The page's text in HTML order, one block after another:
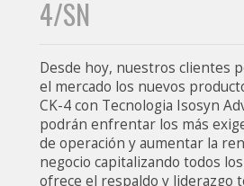
4/SN
Desde hoy, nuestros clientes
el mercado los nuevos
CK-4 con Tecnologia Isosyn
podrán enfrentar los más
de operación y aumentar la
negocio capitalizando todos
ofrece el respaldo y liderazgo